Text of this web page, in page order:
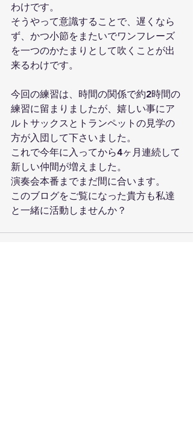
わけです。
そうやって意識することで、遅くなら
ず、かつ小節をまたいでワンフレーズ
を一つのかたまりとして吹くことが出
来るわけです。
今回の練習は、時間の関係で約2時間の
練習に留まりましたが、嬉しい事にア
ルトサックスとトランペットの見学の
方が入団して下さいました。
これで今年に入ってから4ヶ月連続して
新しい仲間が増えました。
演奏会本番までまだ間に合います。
このブログをご覧になった貴方も私達
と一緒に活動しませんか？